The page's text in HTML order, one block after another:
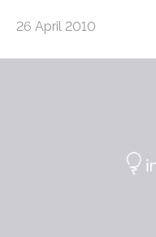
26 April 2010